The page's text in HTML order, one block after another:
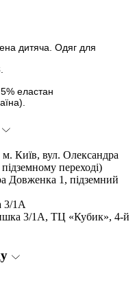
дитяча. Одяг для
еластан
Київ, вул. Олександра
переході)
Довженка 1, підземний
3/1А
3/1А, ТЦ «Кубик», 4-й